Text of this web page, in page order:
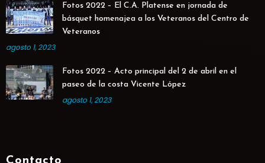
Fotos 2022 – El C.A. Platense en jornada de
básquet homenajea a los Veteranos del Centro de
Veteranos
agosto 1, 2023
Fotos 2022 – Acto principal del 2 de abril en el
paseo de la costa Vicente López
agosto 1, 2023
Contacto